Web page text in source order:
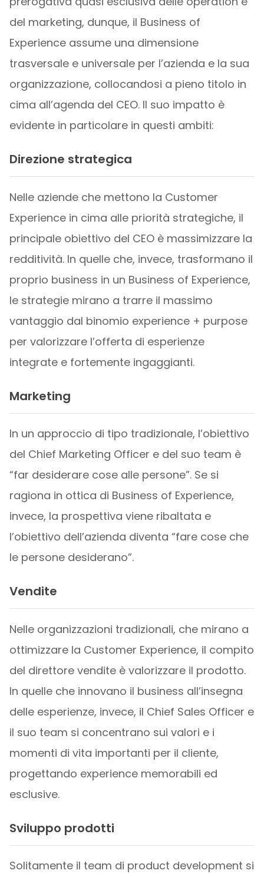
del marketing, dunque, il Business of
Experience assume una dimensione
trasversale e universale per l’azienda e la sua
organizzazione, collocandosi a pieno titolo in
cima all’agenda del CEO. Il suo impatto è
evidente in particolare in questi ambiti:
Direzione strategica
Nelle aziende che mettono la Customer
Experience in cima alle priorità strategiche, il
principale obiettivo del CEO è massimizzare la
redditività. In quelle che, invece, trasformano il
proprio business in un Business of Experience,
le strategie mirano a trarre il massimo
vantaggio dal binomio experience + purpose
per valorizzare l’offerta di esperienze
integrate e fortemente ingaggianti.
Marketing
In un approccio di tipo tradizionale, l’obiettivo
del Chief Marketing Officer e del suo team è
“far desiderare cose alle persone”. Se si
ragiona in ottica di Business of Experience,
invece, la prospettiva viene ribaltata e
l’obiettivo dell’azienda diventa “fare cose che
le persone desiderano”.
Vendite
Nelle organizzazioni tradizionali, che mirano a
ottimizzare la Customer Experience, il compito
del direttore vendite è valorizzare il prodotto.
In quelle che innovano il business all’insegna
delle esperienze, invece, il Chief Sales Officer e
il suo team si concentrano sui valori e i
momenti di vita importanti per il cliente,
progettando experience memorabili ed
esclusive.
Sviluppo prodotti
Solitamente il team di product development si